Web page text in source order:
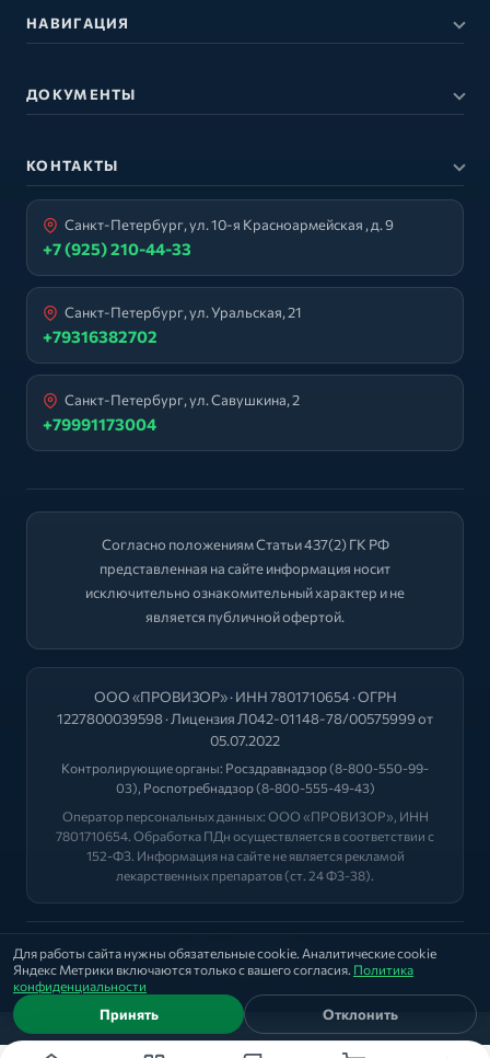
Для работы сайта нужны обязательные cookie. Аналитические cookie
Яндекс Метрики включаются только с вашего согласия. Политика
конфиденциальности
Принять Отклонить
НАВИГАЦИЯ
ДОКУМЕНТЫ
КОНТАКТЫ
Санкт-Петербург, ул. 10-я Красноармейская , д. 9
+7 (925) 210-44-33
Санкт-Петербург, ул. Уральская, 21
+79316382702
Санкт-Петербург, ул. Савушкина, 2
+79991173004
Согласно положениям Статьи 437(2) ГК РФ
представленная на сайте информация носит
исключительно ознакомительный характер и не
является публичной офертой.
ООО «ПРОВИЗОР» · ИНН 7801710654 · ОГРН
1227800039598 · Лицензия Л042-01148-78/00575999 от
05.07.2022
Контролирующие органы: Росздравнадзор(8-800-550-99-
03), Роспотребнадзор(8-800-555-49-43)
Оператор персональных данных: ООО «ПРОВИЗОР», ИНН
7801710654. Обработка ПДн осуществляется в соответствии с
152-ФЗ. Информация на сайте не является рекламой
лекарственных препаратов (ст. 24 ФЗ-38).
2026 © "ФАРМА+"
Политика | Оферта | Лицензии